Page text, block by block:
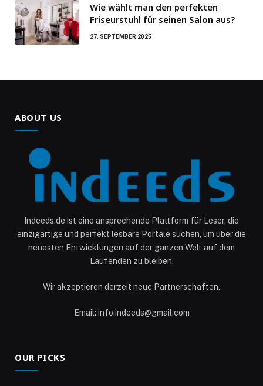
Wie wählt man den perfekten
Friseurstuhl für seinen Salon aus?
27. SEPTEMBER 2025
ABOUT US
Indeeds.de ist eine ansprechende Plattform für Leser, die
einzigartige und perfekt lesbare Portale suchen, um über die
neuesten Entwicklungen auf der ganzen Welt auf dem
Laufenden zu bleiben.
Wir akzeptieren derzeit neue Partnerschaften.
Email: info.indeeds@gmail.com
OUR PICKS